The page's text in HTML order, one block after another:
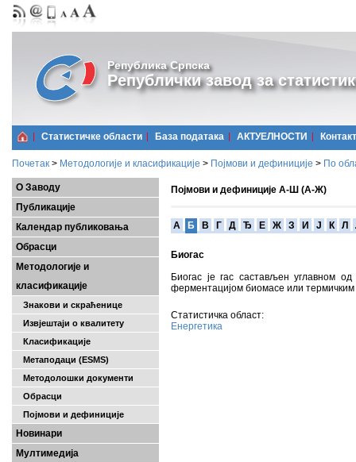
Република Српска
Републички завод за
Статистичке области Базa података АКТУЕЛНОСТИ Контакт
Почетак > Методологије и класификације > Појмови и дефиниције > По
О Заводу
Публикације
Календар публиковања
Обрасци
Методологије и
класификације
Знакови и скраћенице
Извјештаји о квалитету
Класификације
Метаподаци (ESMS)
Методолошки документи
Обрасци
Појмови и дефиниције
Новинари
Мултимедија
Појмови и дефиниције А-Ш (А-Ж)
A Б В Г Д Ђ Е Ж З И Ј К Л
Биогас
Биогас је гас састављен углавном
ферментацијом биомасе или
Статистичка област:
Енергетика